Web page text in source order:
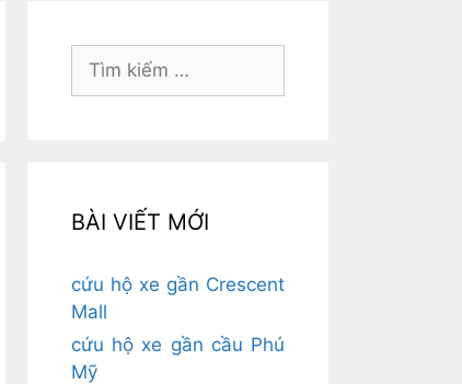
Tìm
BÀI VIẾT MỚI
cứu hộ xe gần Crescent
Mall
cứu hộ xe gần cầu Phú
Mỹ